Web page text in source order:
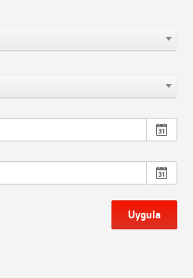
Uygula